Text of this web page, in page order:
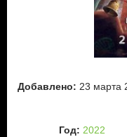
Добавлено: 23 марта
Год: 2022